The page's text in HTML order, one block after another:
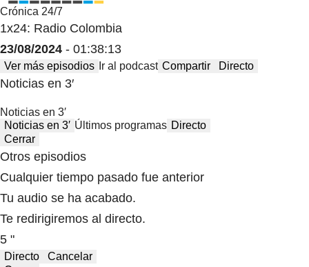
Crónica 24/7
1x24: Radio Colombia
23/08/2024 - 01:38:13
Ver más episodios Ir al podcast Compartir Directo
Noticias en 3′
Noticias en 3′
Noticias en 3′ Últimos programas Directo
Cerrar
Otros episodios
Cualquier tiempo pasado fue anterior
Tu audio se ha acabado.
Te redirigiremos al directo.
5 "
Directo
Cancelar